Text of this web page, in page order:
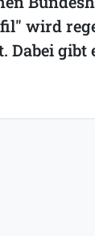
wird
Dabei gibt